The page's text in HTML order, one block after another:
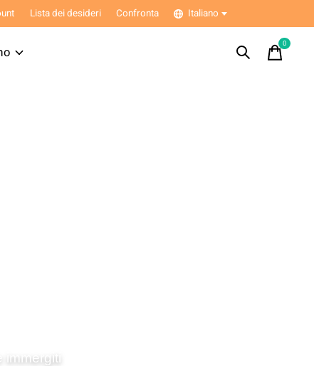
Lista dei desideri Confronta Italiano
0items
immergiti